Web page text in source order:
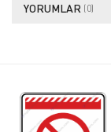
YORUMLAR (0)